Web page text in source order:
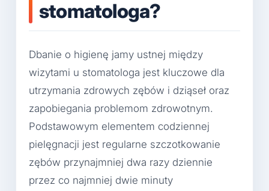
stomatologa?
Dbanie o higienę jamy ustnej między
wizytami u stomatologa jest kluczowe dla
utrzymania zdrowych zębów i dziąseł oraz
zapobiegania problemom zdrowotnym.
Podstawowym elementem codziennej
pielęgnacji jest regularne szczotkowanie
zębów przynajmniej dwa razy dziennie
przez co najmniej dwie minuty